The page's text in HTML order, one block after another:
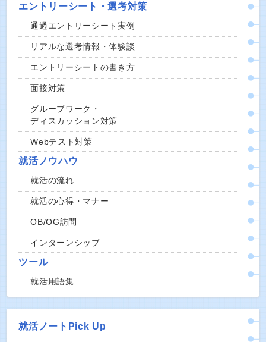
エントリーシート・選考対策
通過エントリーシート実例
リアルな選考情報・体験談
エントリーシートの書き方
面接対策
グループワーク・
ディスカッション対策
Webテスト対策
就活ノウハウ
就活の流れ
就活の心得・マナー
OB/OG訪問
インターンシップ
ツール
就活用語集
就活ノートPick Up